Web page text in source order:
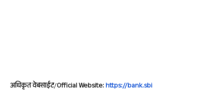
अधिकृत वेबसाईट/Official Website:https://bank.sbi